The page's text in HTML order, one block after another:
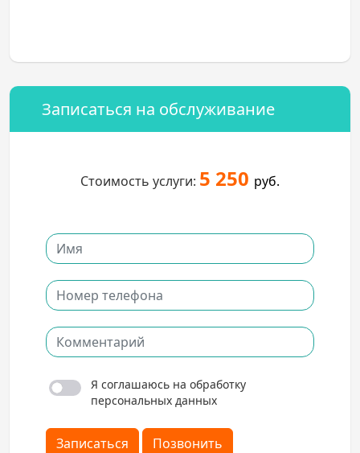
Записаться на обслуживание
Стоимость услуги: 5 250 руб.
Я соглашаюсь на обработку
персональных данных
Записаться Позвонить